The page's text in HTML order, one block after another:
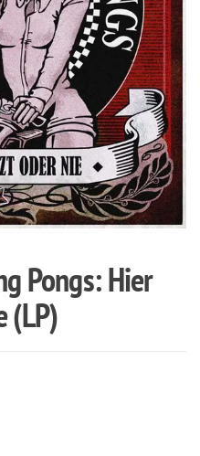
Pongs: Hier
(LP)